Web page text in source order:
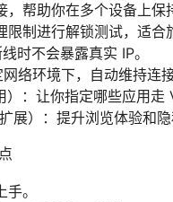
帮助你在多个设备上保
制进行解锁测试，适合
时不会暴露真实 IP。
络环境下，自动维持连接
：让你指定哪些应用走
展）：提升浏览体验和隐
。